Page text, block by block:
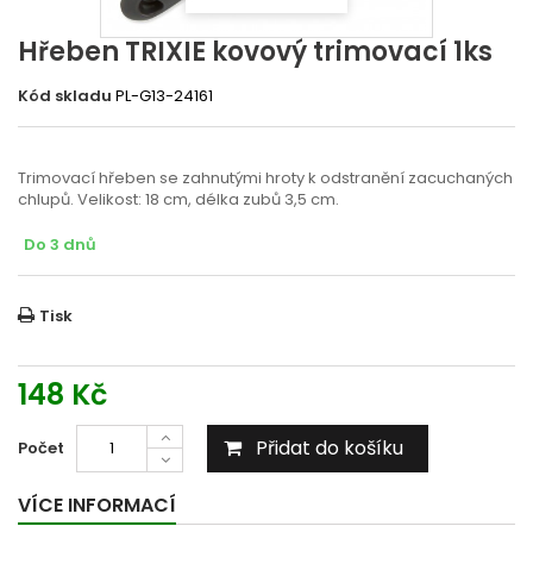
Hřeben TRIXIE kovový trimovací 1ks
Kód skladu PL-G13-24161
Trimovací hřeben se zahnutými hroty k odstranění zacuchaných
chlupů. Velikost: 18 cm, délka zubů 3,5 cm.
Do 3 dnů
Tisk
148 Kč
Počet Přidat do košíku
VÍCE INFORMACÍ